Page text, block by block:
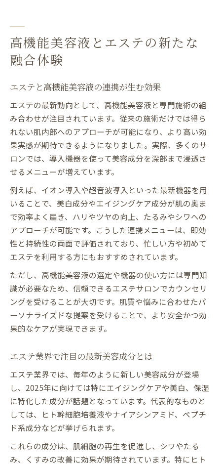
高機能美容液とエステの新たな
融合体験
エステと高機能美容液の連携が生む効果
エステの最新動向として、高機能美容液と専門施術の組
み合わせが注目されています。従来の施術だけでは得ら
れない肌内部へのアプローチが可能になり、より高い効
果実感が期待できるようになりました。実際、多くのサ
ロンでは、導入機器を使って美容成分を深部まで浸透さ
せるメニューが増えています。
例えば、イオン導入や超音波導入といった最新機器を用
いることで、美白成分やエイジングケア成分が肌の奥ま
で効率よく届き、ハリやツヤの向上、たるみやシワへの
アプローチが可能です。こうした連携メニューは、即効
性と持続性の両面で評価されており、忙しい方や初めて
エステを利用する方にもおすすめされています。
ただし、高機能美容液の選定や機器の使い方には専門知
識が必要なため、信頼できるエステサロンでカウンセリ
ングを受けることが大切です。肌質や悩みに合わせたパ
ーソナライズドな提案を受けることで、より安全かつ効
果的なケアが実現できます。
エステ業界で注目の最新美容成分とは
エステ業界では、毎年のように新しい美容成分が登場
し、2025年に向けては特にエイジングケアや美白、保湿
に特化した成分が話題となっています。代表的なものと
しては、ヒト幹細胞培養液やナイアシンアミド、ペプチ
ド系成分などが挙げられます。
これらの成分は、肌細胞の再生を促進し、シワやたる
み、くすみの改善に効果が期待されています。特にヒト